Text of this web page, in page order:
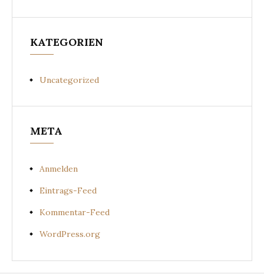
KATEGORIEN
Uncategorized
META
Anmelden
Eintrags-Feed
Kommentar-Feed
WordPress.org